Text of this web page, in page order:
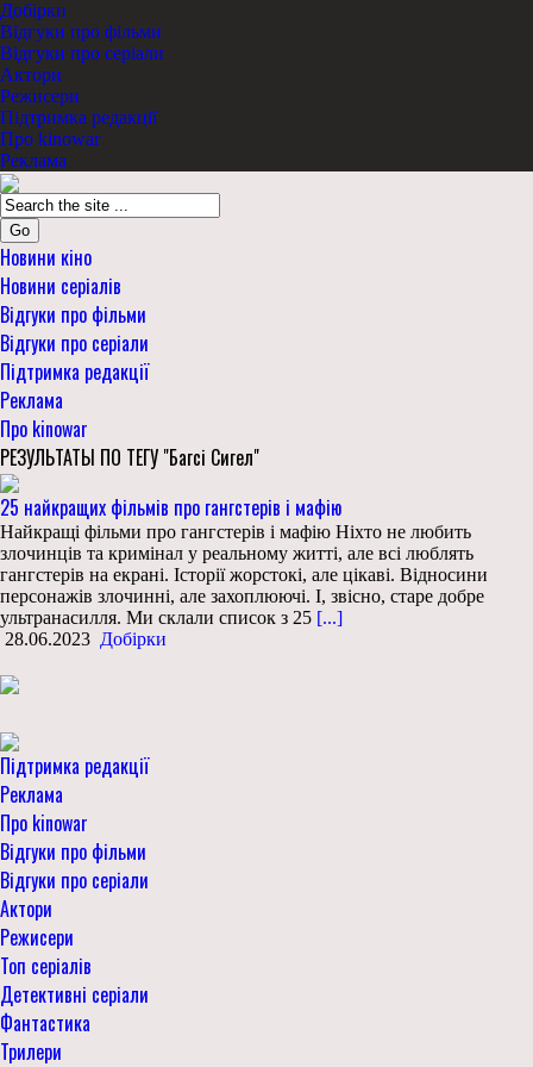
Добірки
Відгуки про фільми
Відгуки про серіали
Актори
Режисери
Підтримка редакції
Про kinowar
Реклама
Go
Новини кіно
Новини серіалів
Відгуки про фільми
Відгуки про серіали
Підтримка редакції
Реклама
Про kinowar
РЕЗУЛЬТАТЫ ПО ТЕГУ "Багсі Сигел"
25 найкращих фільмів про гангстерів і мафію
Найкращі фільми про гангстерів і мафію Ніхто не любить
злочинців та кримінал у реальному житті, але всі люблять
гангстерів на екрані. Історії жорстокі, але цікаві. Відносини
персонажів злочинні, але захоплюючі. І, звісно, старе добре
ультранасилля. Ми склали список з 25 [...]
28.06.2023 Добірки
Підтримка редакції
Реклама
Про kinowar
Відгуки про фільми
Відгуки про серіали
Актори
Режисери
Топ серіалів
Детективні серіали
Фантастика
Трилери